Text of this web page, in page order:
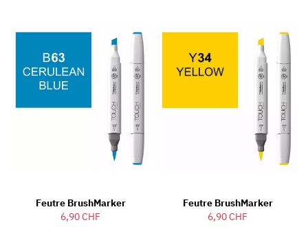
Feutre BrushMarker
6,90 CHF
Feutre BrushMarker
6,90 CHF